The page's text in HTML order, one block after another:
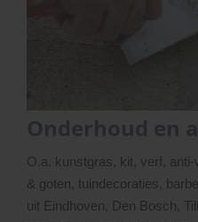
O.a. kunstgras, kit, verf,
& goten, tuindecoraties,
uit Eindhoven, Den Bosch,